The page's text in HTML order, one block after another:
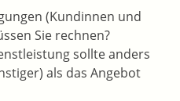
(Kundinnen und
Sie rechnen?
sollte anders
als das Angebot